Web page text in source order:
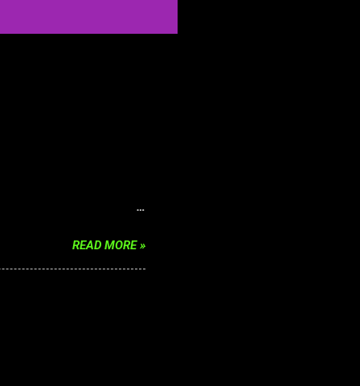
bermain judi dan untuk
jika anda sudah
dalam melakukan
anda yang melakukan
judi offline, cukup
READ MORE »